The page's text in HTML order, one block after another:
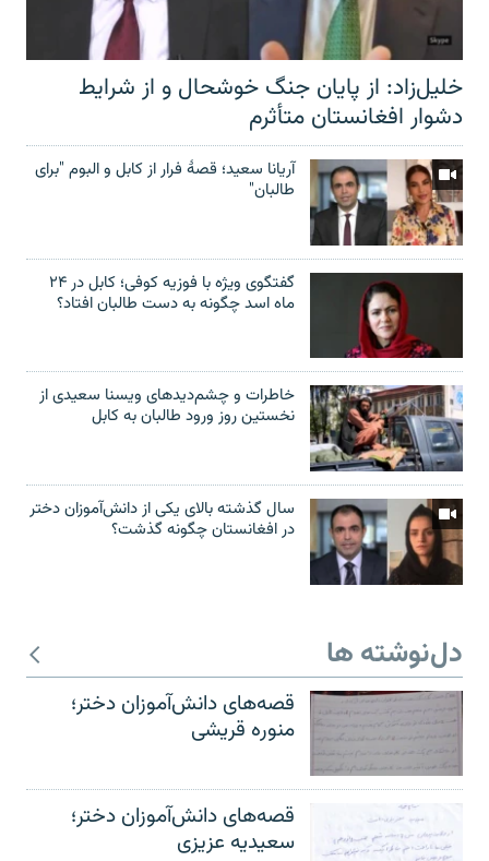
خلیل‌زاد: از پایان جنگ خوشحال و از شرایط
دشوار افغانستان متأثرم
آریانا سعید؛ قصۀ فرار از کابل و البوم "برای
طالبان"
گفتگوی ویژه با فوزیه کوفی؛ کابل در ۲۴
ماه اسد چگونه به دست طالبان افتاد؟
خاطرات و چشم‌دید‌های ویسنا سعیدی از
نخستین روز ورود طالبان به کابل
سال گذشته بالای یکی از دانش‌آموزان دختر
در افغانستان چگونه گذشت؟
دل‌نوشته ها
قصه‌های دانش‌آموزان دختر؛
منوره قریشی
قصه‌های دانش‌آموزان دختر؛
سعیدیه عزیزی